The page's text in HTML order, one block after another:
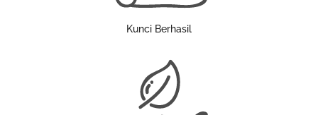
Kunci Berhasil